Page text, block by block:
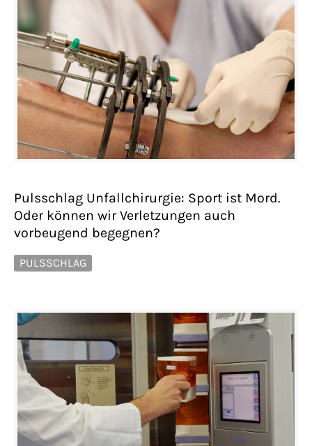
Pulsschlag Unfallchirurgie: Sport ist Mord.
Oder können wir Verletzungen auch
vorbeugend begegnen?
PULSSCHLAG